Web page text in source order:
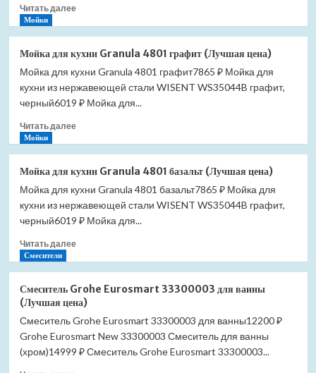
цена)
Читать далееПрочитать
для
кухни
Granula
4801
(Лучшая
Мойки
Мойка для кухни Granula 4801 графит (Лучшая цена)
Мойка для кухни Granula 4801 графит7865 ₽ Мойка для
кухни из нержавеющей стали WISENT WS35044B графит,
черный6019 ₽ Мойка для...
Читать далееПрочитать
для
кухни
Granula
4801
(Лучшая
Мойки
Мойка для кухни Granula 4801 базальт (Лучшая цена)
Мойка для кухни Granula 4801 базальт7865 ₽ Мойка для
кухни из нержавеющей стали WISENT WS35044B графит,
черный6019 ₽ Мойка для...
Читать далееПрочитать
Мойка
для
кухни
Granula
4801
базальт
Смесители
Смеситель Grohe Eurosmart 33300003 для ванны
(Лучшая цена)
Смеситель Grohe Eurosmart 33300003 для ванны12200 ₽
Grohe Eurosmart New 33300003 Смеситель для ванны
(хром)14999 ₽ Смеситель Grohe Eurosmart 33300003...